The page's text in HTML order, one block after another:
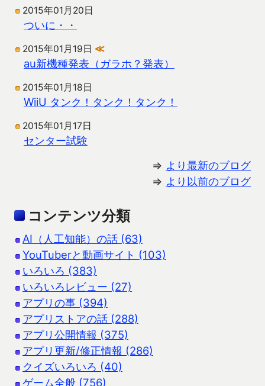
2015年01月20日
ついに・・
2015年01月19日 ≪
au新機種発表（ガラホ？発表）
2015年01月18日
WiiU タンク！タンク！タンク！
2015年01月17日
センター試験
⇒ より最新のブログ
⇒ より以前のブログ
コンテンツ分類
AI（人工知能）の話 (63)
YouTuberと動画サイト (103)
いろいろ (383)
いろいろレビュー (27)
アプリの事 (394)
アプリストアの話 (288)
アプリ公開情報 (375)
アプリ更新/修正情報 (286)
クイズいろいろ (40)
ゲーム全般 (756)